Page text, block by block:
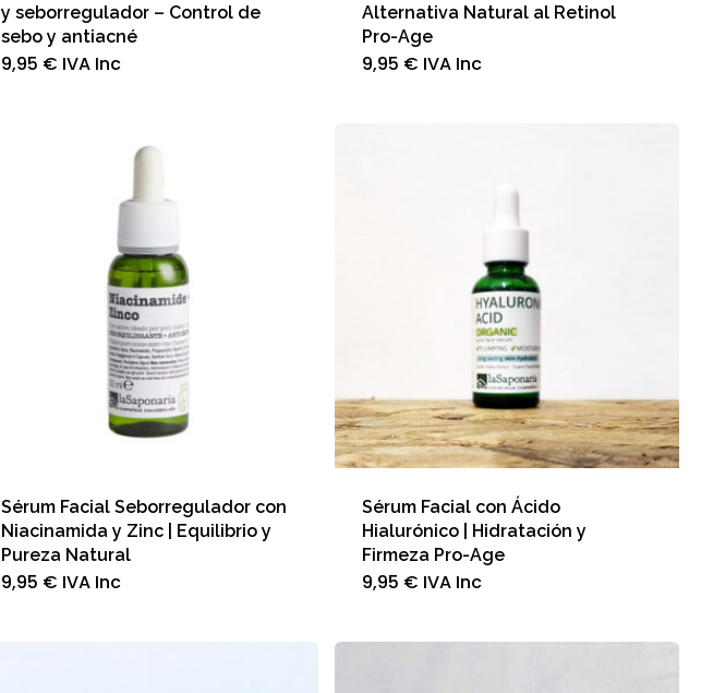
y seborregulador – Control de
sebo y antiacné
9,95 € IVA Inc
Alternativa Natural al Retinol
Pro-Age
9,95 € IVA Inc
Sérum Facial Seborregulador con
Niacinamida y Zinc | Equilibrio y
Pureza Natural
9,95 € IVA Inc
Sérum Facial con Ácido
Hialurónico | Hidratación y
Firmeza Pro-Age
9,95 € IVA Inc